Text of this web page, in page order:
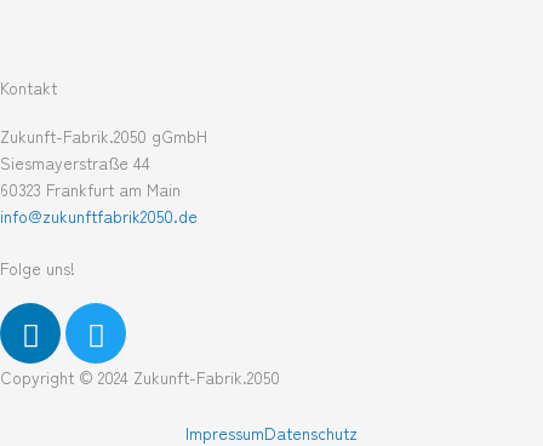
Kontakt
Zukunft-Fabrik.2050 gGmbH
Siesmayerstraße 44
60323 Frankfurt am Main
info@zukunftfabrik2050.de
Folge uns!
L
i
n
T
w
i
Copyright © 2024 Zukunft-Fabrik.2050
ImpressumDatenschutz